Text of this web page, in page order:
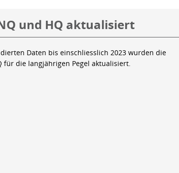
und HQ aktualisiert
Daten bis einschliesslich 2023 wurden die
für die langjährigen Pegel aktualisiert.